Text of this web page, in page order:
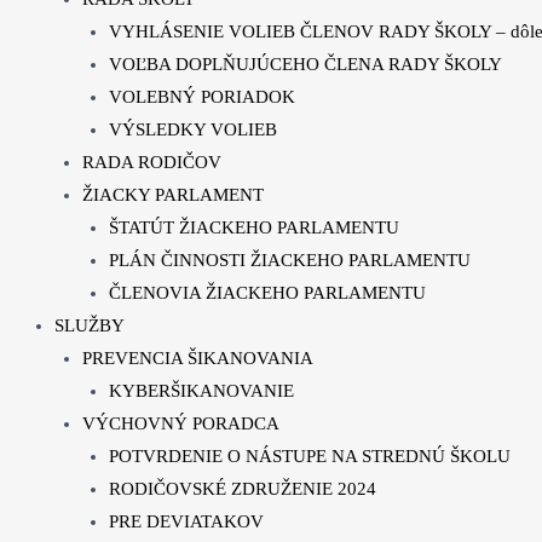
VYHLÁSENIE VOLIEB ČLENOV RADY ŠKOLY –
VOĽBA DOPLŇUJÚCEHO ČLENA RADY ŠKOLY
VOLEBNÝ PORIADOK
VÝSLEDKY VOLIEB
RADA RODIČOV
ŽIACKY PARLAMENT
ŠTATÚT ŽIACKEHO PARLAMENTU
PLÁN ČINNOSTI ŽIACKEHO PARLAMENTU
ČLENOVIA ŽIACKEHO PARLAMENTU
SLUŽBY
PREVENCIA ŠIKANOVANIA
KYBERŠIKANOVANIE
VÝCHOVNÝ PORADCA
POTVRDENIE O NÁSTUPE NA STREDNÚ ŠKOLU
RODIČOVSKÉ ZDRUŽENIE 2024
PRE DEVIATAKOV